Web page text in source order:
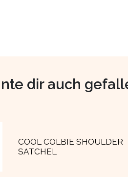
dir auch
COOL COLBIE SHOULDER
SATCHEL